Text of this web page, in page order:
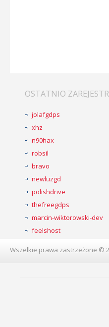
OSTATNIO
jolafgdps
xhz
n90hax
robsil
bravo
newluzgd
polishdrive
thefreegdps
marcin-wiktorowski-dev
feelshost
Wszelkie prawa zastrzeżone ©